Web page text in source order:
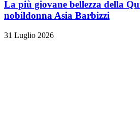
La più giovane bellezza della
nobildonna Asia Barbizzi
31 Luglio 2026